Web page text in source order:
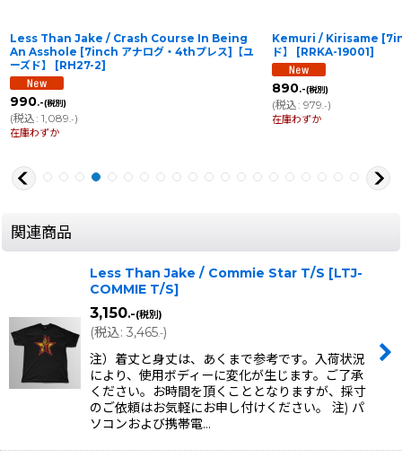
Less Than Jake / Crash Course In Being
An Asshole [7inch アナログ・4thプレス]【ユ
ーズド】
[RH27-2]
990.-(税別)
(税込: 1,089 .-)
在庫わずか
Kemuri / Kirisame
ド】
[RRKA-19001]
890.-(税別)
(税込: 979 .-)
在庫わずか
関連商品
Less Than Jake / Commie Star T/S [LTJ-
COMMIE T/S]
3,150.-(税別)
(税込: 3,465.-)
注）着丈と身丈は、あくまで参考です。入荷状況
により、使用ボディーに変化が生じます。ご了承
ください。お時間を頂くこととなりますが、採寸
のご依頼はお気軽にお申し付けください。 注) パ
ソコンおよび携帯電…